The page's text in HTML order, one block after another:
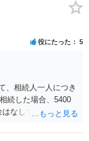
される可能性はほぼ
ど相当な財産が見
役にたった 5
、相続人一人につき
続した場合、5400
なしです。 一人が
が税金はお得です。